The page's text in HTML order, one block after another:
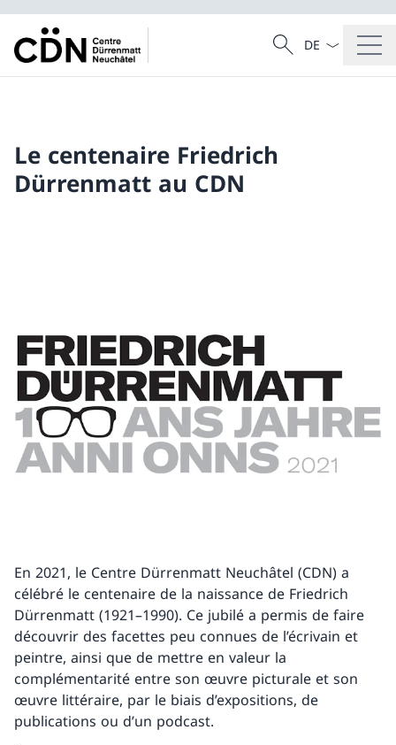
Recherche
Recherche
La langue
Le centenaire Friedrich
Dürrenmatt au CDN
En 2021, le Centre Dürrenmatt Neuchâtel (CDN) a
célébré le centenaire de la naissance de Friedrich
Dürrenmatt (1921–1990). Ce jubilé a permis de faire
découvrir des facettes peu connues de l’écrivain et
peintre, ainsi que de mettre en valeur la
complémentarité entre son œuvre picturale et son
œuvre littéraire, par le biais d’expositions, de
publications ou d’un podcast.